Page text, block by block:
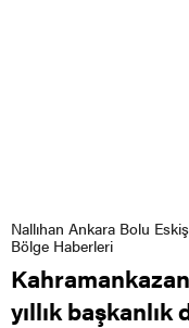
Nallıhan Ankara Bolu
Bölge Haberleri
yıllık